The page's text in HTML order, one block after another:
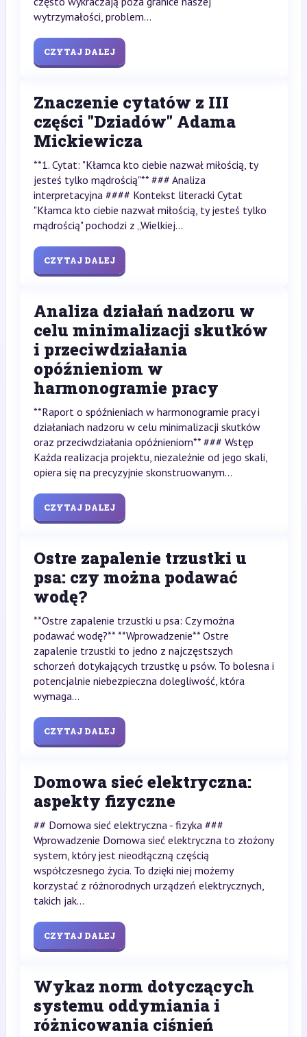
wytrzymałości, problem...
CZYTAJ DALEJ
Znaczenie cytatów z III
części "Dziadów" Adama
Mickiewicza
**1. Cytat: "Kłamca kto ciebie nazwał miłością, ty
jesteś tylko mądrością"** ### Analiza
interpretacyjna #### Kontekst literacki Cytat
"Kłamca kto ciebie nazwał miłością, ty jesteś tylko
mądrością" pochodzi z „Wielkiej...
CZYTAJ DALEJ
Analiza działań nadzoru w
celu minimalizacji skutków
i przeciwdziałania
opóźnieniom w
harmonogramie pracy
**Raport o spóźnieniach w harmonogramie pracy i
działaniach nadzoru w celu minimalizacji skutków
oraz przeciwdziałania opóźnieniom** ### Wstęp
Każda realizacja projektu, niezależnie od jego skali,
opiera się na precyzyjnie skonstruowanym...
CZYTAJ DALEJ
Ostre zapalenie trzustki u
psa: czy można podawać
wodę?
**Ostre zapalenie trzustki u psa: Czy można
podawać wodę?** **Wprowadzenie** Ostre
zapalenie trzustki to jedno z najczęstszych
schorzeń dotykających trzustkę u psów. To bolesna i
potencjalnie niebezpieczna dolegliwość, która
wymaga...
CZYTAJ DALEJ
Domowa sieć elektryczna:
aspekty fizyczne
## Domowa sieć elektryczna - fizyka ###
Wprowadzenie Domowa sieć elektryczna to złożony
system, który jest nieodłączną częścią
współczesnego życia. To dzięki niej możemy
korzystać z różnorodnych urządzeń elektrycznych,
takich jak...
CZYTAJ DALEJ
Wykaz norm dotyczących
systemu oddymiania i
różnicowania ciśnień